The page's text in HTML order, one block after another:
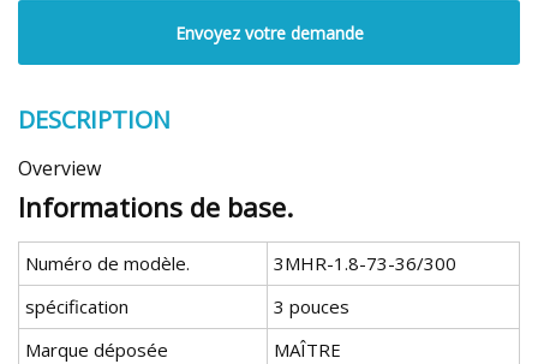
Envoyez votre demande
DESCRIPTION
Overview
Informations de base.
Numéro de modèle.
3MHR-1.8-73-36/300
spécification
3 pouces
Marque déposée
MAÎTRE